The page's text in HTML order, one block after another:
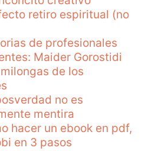
retiro espiritual (no
de profesionales
Maider Gorostidi
de los
no es
mentira
hacer un ebook en pdf,
en 3 pasos